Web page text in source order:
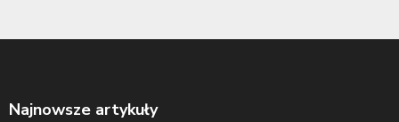
Najnowsze artykuły